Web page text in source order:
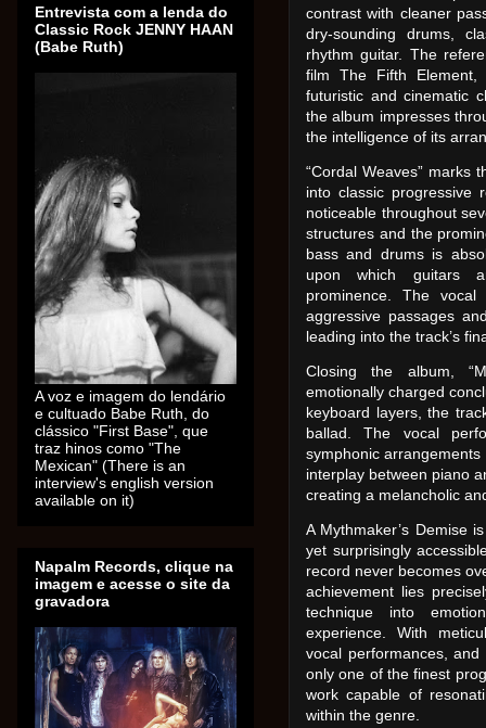
contrast with cleaner
dry-sounding drums,
rhythm guitar. The
film The Fifth Element,
futuristic and cinematic
the album impresses
the intelligence of its
“Cordal Weaves” marks
into classic progressive
noticeable throughout
structures and the
bass and drums is
upon which guitars
prominence. The
aggressive passages
leading into the track’s
Closing the album,
emotionally charged
keyboard layers, the
ballad. The vocal
symphonic
interplay between piano
creating a melancholic
A Mythmaker’s Demise
yet surprisingly
record never becomes
achievement lies
technique into
experience. With
vocal performances,
only one of the finest
work capable of
within the genre.
Entrevista com a lenda do
Classic Rock JENNY HAAN
(Babe Ruth)
A voz e imagem do lendário
e cultuado Babe Ruth, do
clássico "First Base", que
traz hinos como "The
Mexican" (There is an
interview's english version
available on it)
Napalm Records, clique na
imagem e acesse o site da
gravadora